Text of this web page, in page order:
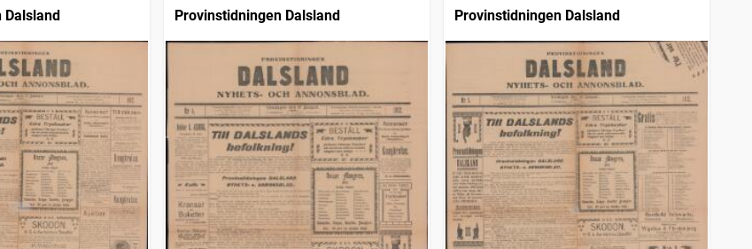
Dalsland
Provinstidningen Dalsland
Provinstidningen Dalsland